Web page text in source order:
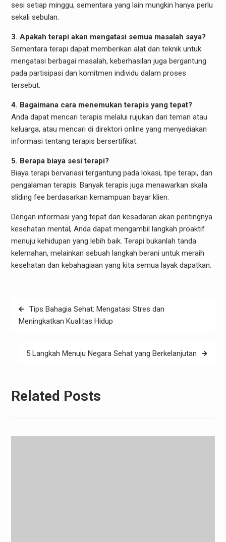
sesi setiap minggu, sementara yang lain mungkin hanya perlu
sekali sebulan.
3. Apakah terapi akan mengatasi semua masalah saya?
Sementara terapi dapat memberikan alat dan teknik untuk
mengatasi berbagai masalah, keberhasilan juga bergantung
pada partisipasi dan komitmen individu dalam proses
tersebut.
4. Bagaimana cara menemukan terapis yang tepat?
Anda dapat mencari terapis melalui rujukan dari teman atau
keluarga, atau mencari di direktori online yang menyediakan
informasi tentang terapis bersertifikat.
5. Berapa biaya sesi terapi?
Biaya terapi bervariasi tergantung pada lokasi, tipe terapi, dan
pengalaman terapis. Banyak terapis juga menawarkan skala
sliding fee berdasarkan kemampuan bayar klien.
Dengan informasi yang tepat dan kesadaran akan pentingnya
kesehatan mental, Anda dapat mengambil langkah proaktif
menuju kehidupan yang lebih baik. Terapi bukanlah tanda
kelemahan, melainkan sebuah langkah berani untuk meraih
kesehatan dan kebahagiaan yang kita semua layak dapatkan.
Post
navigation
Tips Bahagia Sehat: Mengatasi Stres dan
Meningkatkan Kualitas Hidup
5 Langkah Menuju Negara Sehat yang Berkelanjutan
Related Posts